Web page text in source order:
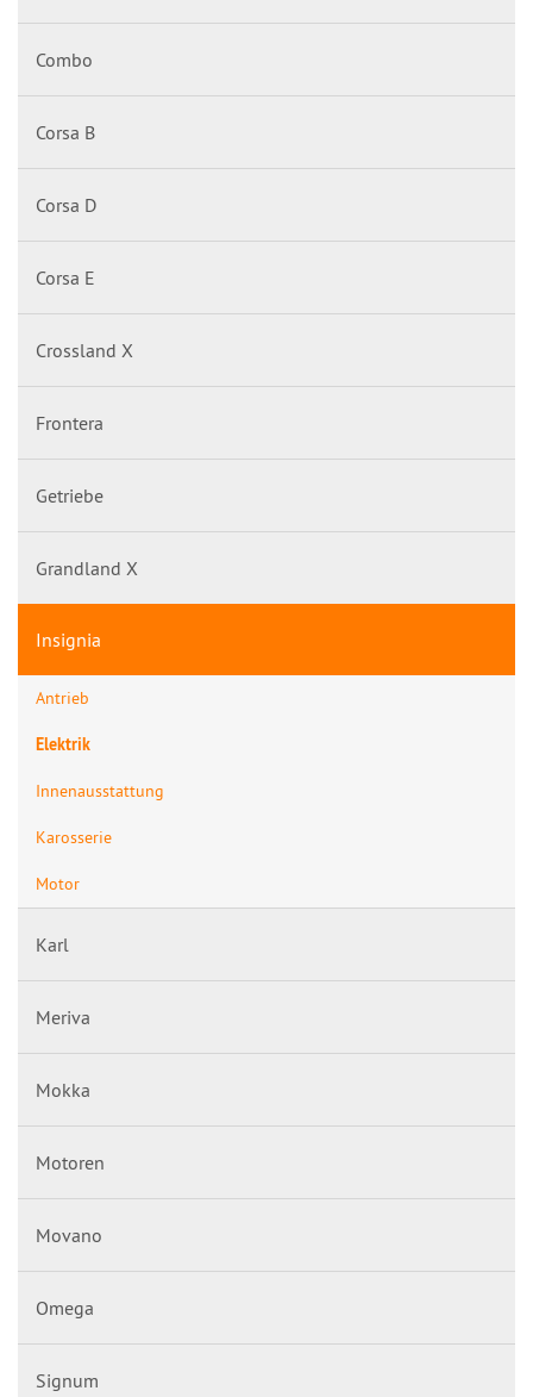
Combo
Corsa B
Corsa D
Corsa E
Crossland X
Frontera
Getriebe
Grandland X
Insignia
Antrieb
Elektrik
Innenausstattung
Karosserie
Motor
Karl
Meriva
Mokka
Motoren
Movano
Omega
Signum